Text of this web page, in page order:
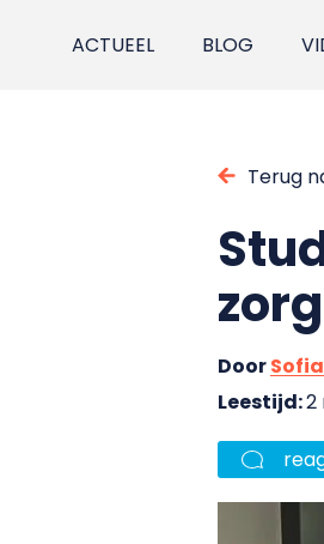
ACTUEEL BLOG
Terug
zorg
Door
Leestijd:2